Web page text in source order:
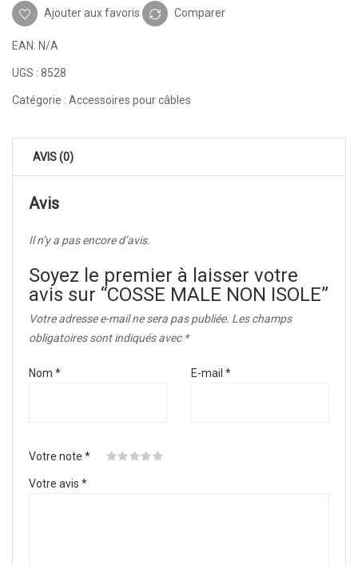
Ajouter aux favoris Comparer
EAN: N/A
UGS : 8528
Catégorie : Accessoires pour câbles
AVIS (0)
Avis
Il n’y a pas encore d’avis.
Soyez le premier à laisser votre
avis sur “COSSE MALE NON ISOLE”
Votre adresse e-mail ne sera pas publiée. Les champs
obligatoires sont indiqués avec *
Nom * E-mail *
Votre note *
Votre avis *